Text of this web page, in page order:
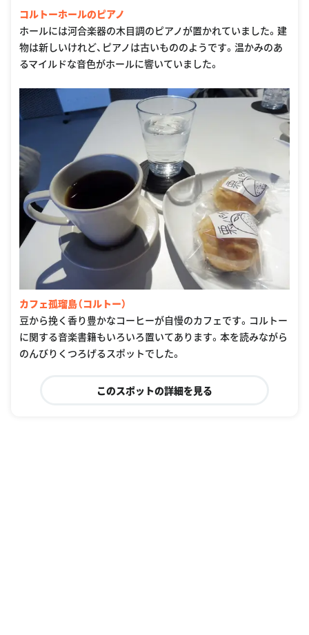
コルトーホールのピアノ
ホールには河合楽器の木目調のピアノが置かれていました。建
物は新しいけれど、ピアノは古いもののようです。温かみのあ
るマイルドな音色がホールに響いていました。
カフェ孤瑠島（コルトー）
豆から挽く香り豊かなコーヒーが自慢のカフェです。コルトー
に関する音楽書籍もいろいろ置いてあります。本を読みながら
のんびりくつろげるスポットでした。
このスポットの詳細を見る